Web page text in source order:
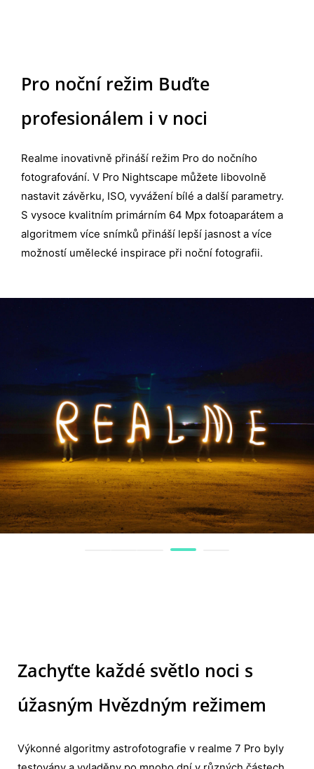
Pro noční režim Buďte
profesionálem i v noci
Realme inovativně přináší režim Pro do nočního
fotografování. V Pro Nightscape můžete libovolně
nastavit závěrku, ISO, vyvážení bílé a další parametry.
S vysoce kvalitním primárním 64 Mpx fotoaparátem a
algoritmem více snímků přináší lepší jasnost a více
možností umělecké inspirace při noční fotografii.
Zachyťte každé světlo noci s
úžasným Hvězdným režimem
Výkonné algoritmy astrofotografie v realme 7 Pro byly